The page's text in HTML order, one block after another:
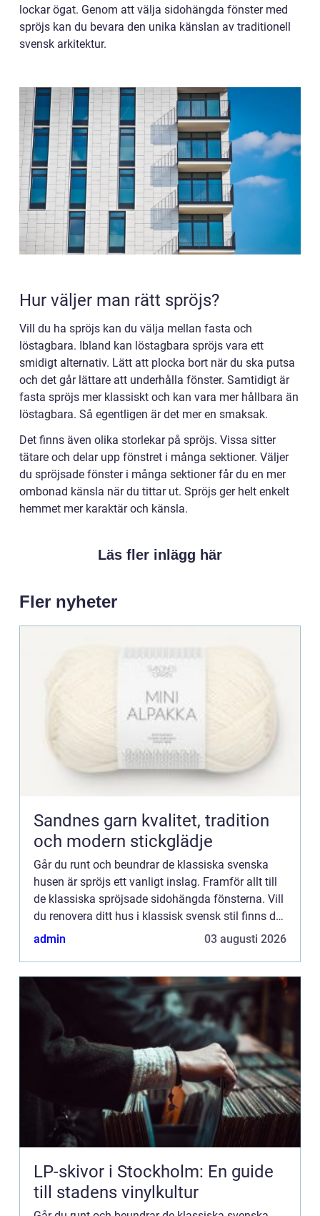
lockar ögat. Genom att välja sidohängda fönster med
spröjs kan du bevara den unika känslan av traditionell
svensk arkitektur.
Hur väljer man rätt spröjs?
Vill du ha spröjs kan du välja mellan fasta och
löstagbara. Ibland kan löstagbara spröjs vara ett
smidigt alternativ. Lätt att plocka bort när du ska putsa
och det går lättare att underhålla fönster. Samtidigt är
fasta spröjs mer klassiskt och kan vara mer hållbara än
löstagbara. Så egentligen är det mer en smaksak.
Det finns även olika storlekar på spröjs. Vissa sitter
tätare och delar upp fönstret i många sektioner. Väljer
du spröjsade fönster i många sektioner får du en mer
ombonad känsla när du tittar ut. Spröjs ger helt enkelt
hemmet mer karaktär och känsla.
Läs fler inlägg här
Fler nyheter
Sandnes garn kvalitet, tradition
och modern stickglädje
Går du runt och beundrar de klassiska svenska
husen är spröjs ett vanligt inslag. Framför allt till
de klassiska spröjsade sidohängda fönsterna. Vill
du renovera ditt hus i klassisk svensk stil finns det
underbara moderna lösningar när det kommer til...
admin 03 augusti 2026
LP-skivor i Stockholm: En guide
till stadens vinylkultur